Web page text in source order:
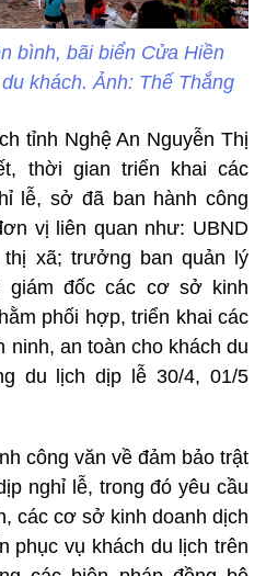
bình, bãi biển Cửa Hiền
khách. Ảnh: Thế Thắng
tỉnh Nghệ An Nguyễn Thị
thời gian triển khai các
lễ, sở đã ban hành công
vị liên quan như: UBND
thị xã; trưởng ban quản lý
giám đốc các cơ sở kinh
phối hợp, triển khai các
ninh, an toàn cho khách du
du lịch dịp lễ 30/4, 01/5
công văn về đảm bảo trật
nghỉ lễ, trong đó yêu cầu
các cơ sở kinh doanh dịch
phục vụ khách du lịch trên